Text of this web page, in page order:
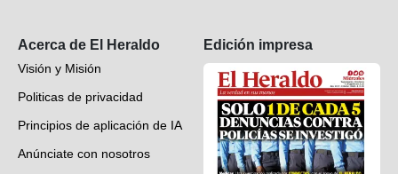
Acerca de El Heraldo
Visión y Misión
Politicas de privacidad
Principios de aplicación de IA
Anúnciate con nosotros
Edición impresa